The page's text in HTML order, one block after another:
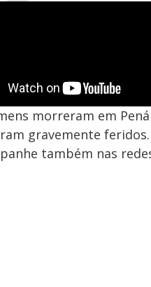
morreram em
gravemente feridos.
também nas